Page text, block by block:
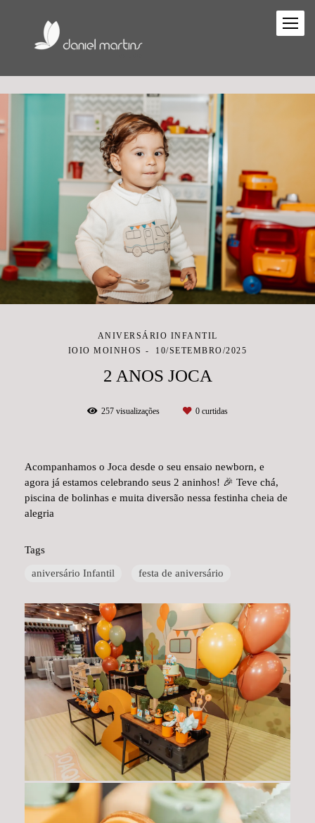
ANIVERSÁRIO INFANTIL
IOIO MOINHOS
10/SETEMBRO/2025
2 ANOS JOCA
257 visualizações 0 curtidas
Acompanhamos o Joca desde o seu ensaio newborn, e
agora já estamos celebrando seus 2 aninhos! 🎉 Teve chá,
piscina de bolinhas e muita diversão nessa festinha cheia de
alegria
Tags
aniversário Infantil festa de aniversário